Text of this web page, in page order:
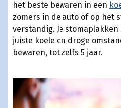
het beste bewaren in een
zomers in de auto of op het
verstandig. Je
juiste koele en droge
bewaren, tot zelfs 5 jaar.